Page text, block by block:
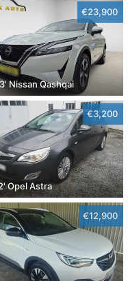
€23,900
Nissan Qashqai
€3,200
Opel Astra
€12,900